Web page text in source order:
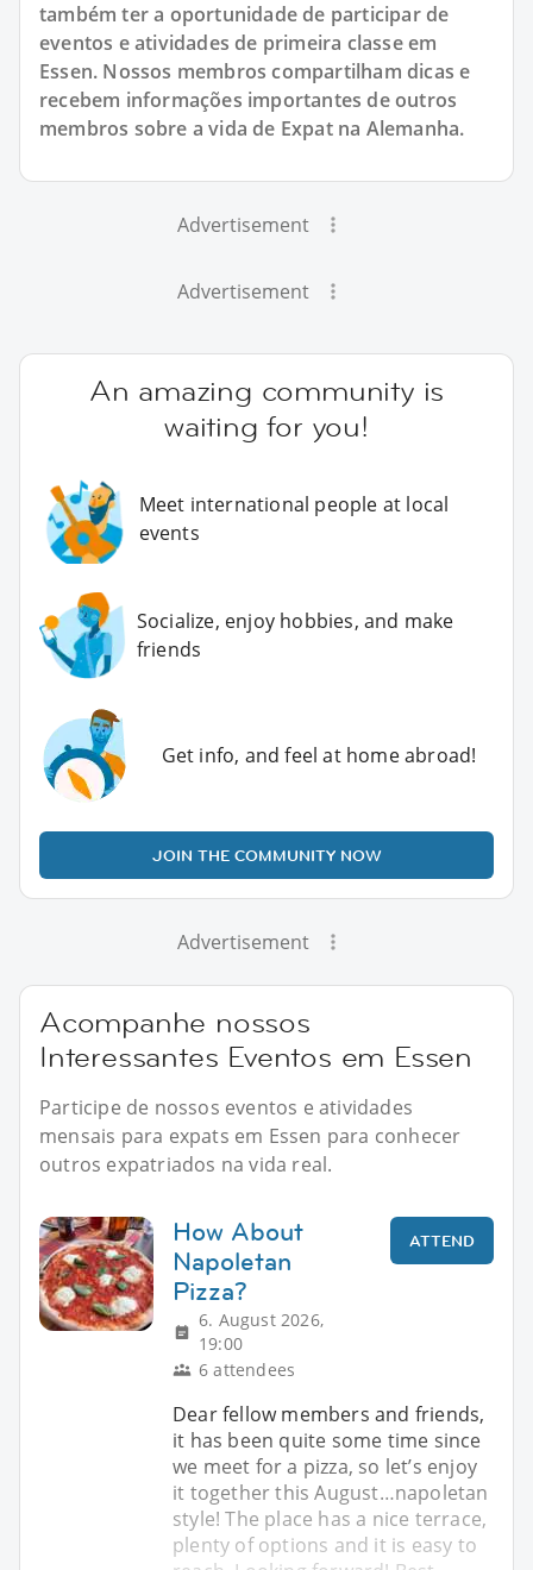
também ter a oportunidade de participar de
eventos e atividades de primeira classe em
Essen. Nossos membros compartilham dicas e
recebem informações importantes de outros
membros sobre a vida de Expat na Alemanha.
Advertisement
Advertisement
An amazing community is
waiting for you!
Meet international people at local
events
Socialize, enjoy hobbies, and make
friends
Get info, and feel at home abroad!
JOIN THE COMMUNITY NOW
Advertisement
Acompanhe nossos
Interessantes Eventos em Essen
Participe de nossos eventos e atividades
mensais para expats em Essen para conhecer
outros expatriados na vida real.
How About
Napoletan
Pizza?
6. August 2026,
19:00
6 attendees
ATTEND
Dear fellow members and friends,
it has been quite some time since
we meet for a pizza, so let’s enjoy
it together this August…napoletan
style! The place has a nice terrace,
plenty of options and it is easy to